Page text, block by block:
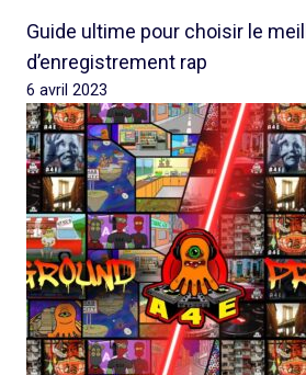
Guide ultime pour choisir le
d’enregistrement rap
6 avril 2023